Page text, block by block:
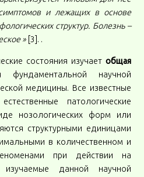
и лежащих в основе
структур. Болезнь –
» [3]. .
состояния изучает общая
фундаментальной научной
медицины. Все известные
патологические
нозологических форм или
структурными единицами
в количественном и
при действии на
данной научной